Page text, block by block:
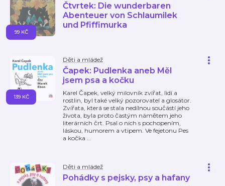
Čtvrtek: Die wunderbaren
Abenteuer von Schlaumilek
und Pfiffimurka
99 KČ
Děti a mládež
Čapek: Pudlenka aneb Měl
jsem psa a kočku
Karel Čapek, velký milovník zvířat, lidí a
rostlin, byl také velký pozorovatel a glosátor.
Zvířata, která se stala nedílnou součástí jeho
života, byla proto častým námětem jeho
literárních črt. Psal o nich s pochopením,
láskou, humorem a vtipem. Ve fejetonu Pes
a kočka …
139 KČ
Děti a mládež
Pohádky s pejsky, psy a hafany